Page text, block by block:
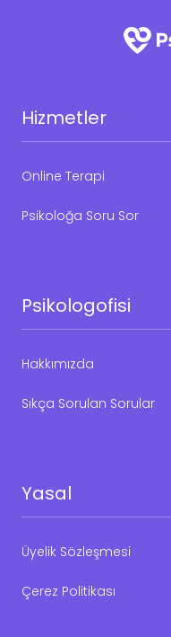
Hizmetler
Online Terapi
Psikoloğa Soru Sor
Psikologofisi
Hakkımızda
Sıkça Sorulan Sorular
Yasal
Üyelik Sözleşmesi
Çerez Politikası